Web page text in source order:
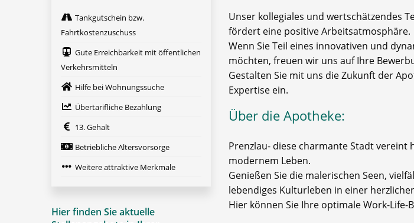
Unser kollegiales und wertschätzendes
fördert eine positive Arbeitsatmosphäre.
Wenn Sie Teil eines innovativen und
möchten, freuen wir uns auf Ihre
Gestalten Sie mit uns die Zukunft der
Expertise ein.
Über die Apotheke:
Prenzlau- diese charmante Stadt
modernem Leben.
Genießen Sie die malerischen Seen,
lebendiges Kulturleben in einer
Hier können Sie Ihre optimale Work-Life-
Tankgutschein bzw.
Fahrtkostenzuschuss
Gute Erreichbarkeit mit öffentlichen
Verkehrsmitteln
Hilfe bei Wohnungssuche
Übertarifliche Bezahlung
13. Gehalt
Betriebliche Altersvorsorge
Weitere attraktive Merkmale
Hier finden Sie aktuelle